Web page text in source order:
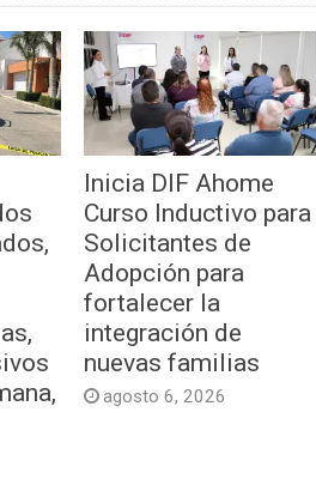
Inicia DIF Ahome
Curso Inductivo para
Solicitantes de
Adopción para
fortalecer la
integración de
nuevas familias
agosto 6, 2026